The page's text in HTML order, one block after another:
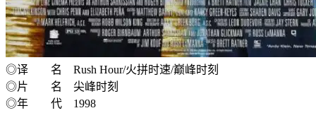
◎译 名 Rush Hour/火拼时速/巅峰时刻
◎片 名 尖峰时刻
◎年 代 1998